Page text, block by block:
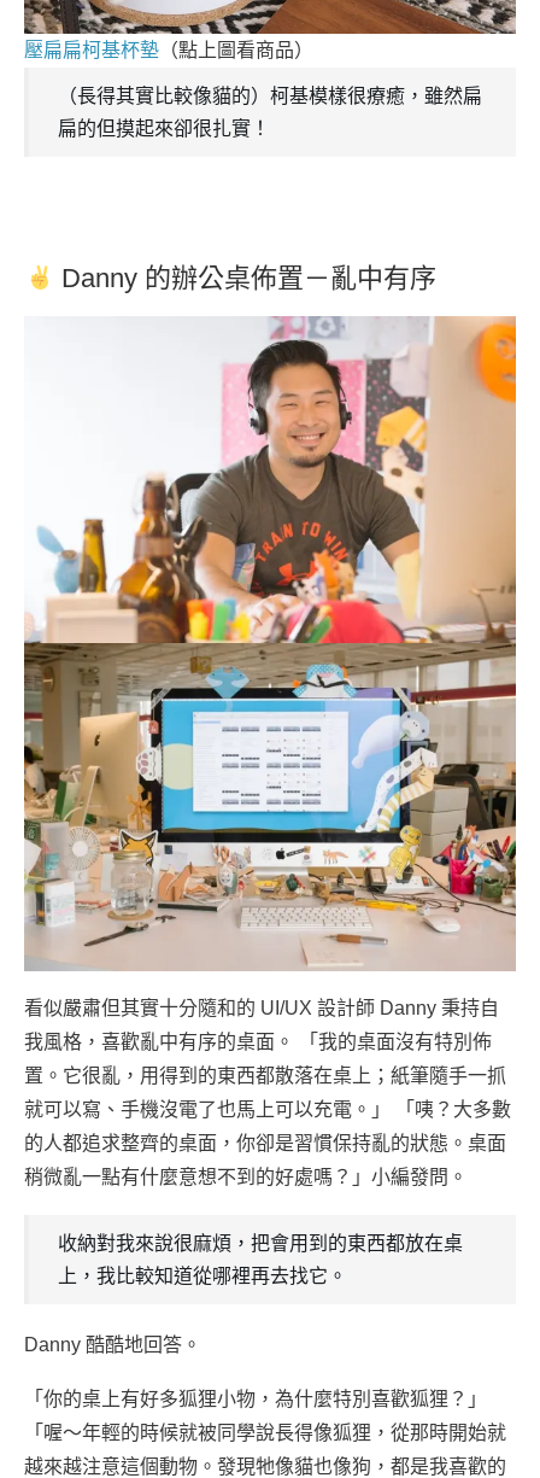
壓扁扁柯基杯墊 （點上圖看商品）
（長得其實比較像貓的）柯基模樣很療癒，雖然扁
扁的但摸起來卻很扎實！
Danny 的辦公桌佈置－亂中有序
看似嚴肅但其實十分隨和的 UI/UX 設計師 Danny 秉持自
我風格，喜歡亂中有序的桌面。 「我的桌面沒有特別佈
置。它很亂，用得到的東西都散落在桌上；紙筆隨手一抓
就可以寫、手機沒電了也馬上可以充電。」 「咦？大多數
的人都追求整齊的桌面，你卻是習慣保持亂的狀態。桌面
稍微亂一點有什麼意想不到的好處嗎？」小編發問。
收納對我來說很麻煩，把會用到的東西都放在桌
上，我比較知道從哪裡再去找它。
Danny 酷酷地回答。
「你的桌上有好多狐狸小物，為什麼特別喜歡狐狸？」
「喔～年輕的時候就被同學說長得像狐狸，從那時開始就
越來越注意這個動物。發現牠像貓也像狗，都是我喜歡的